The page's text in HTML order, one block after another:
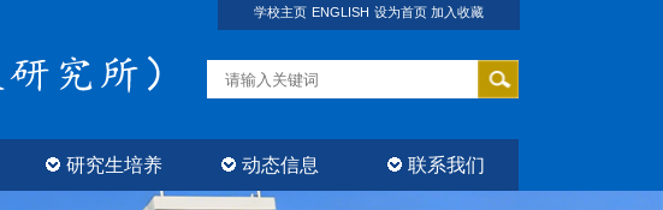
学校主页 ENGLISH 设为首页 加入收藏
研究生培养 动态信息 联系我们